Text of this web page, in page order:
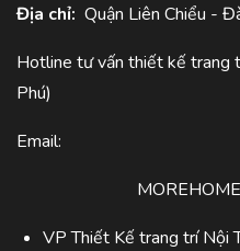
Địa chỉ: Quận Liên Chiểu -
Hotline tư vấn thiết kế trang
Phú)
Email:
VP Thiết Kế trang trí Nội